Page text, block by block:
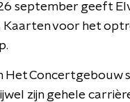
september geeft
voor het
Het
zijn gehele